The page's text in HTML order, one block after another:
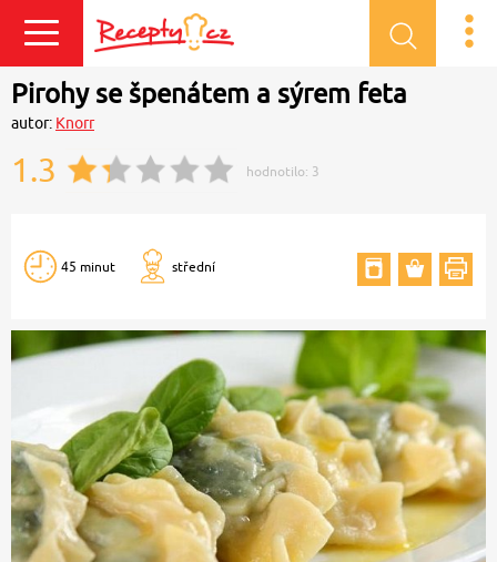
Přihlásit se
Pirohy se špenátem a sýrem feta
autor: Knorr
1.3 hodnotilo: 3
45 minut střední